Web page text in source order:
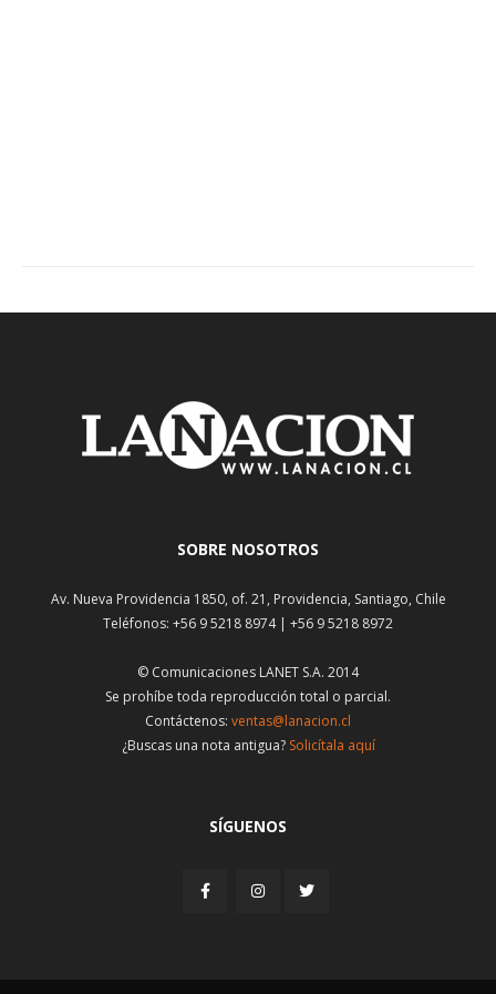
SOBRE NOSOTROS
Av. Nueva Providencia 1850, of. 21, Providencia, Santiago, Chile
Teléfonos: +56 9 5218 8974 | +56 9 5218 8972
© Comunicaciones LANET S.A. 2014
Se prohíbe toda reproducción total o parcial.
Contáctenos: ventas@lanacion.cl
¿Buscas una nota antigua? Solicítala aquí
SÍGUENOS